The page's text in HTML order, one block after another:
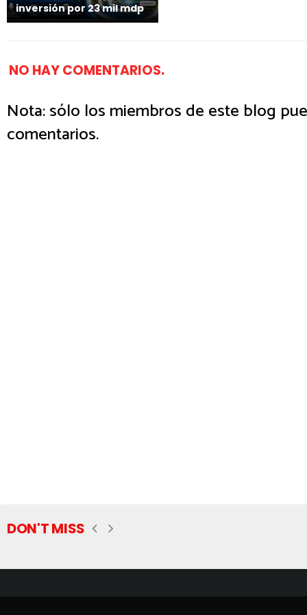
inversión por 23 mil mdp
NO HAY COMENTARIOS.
Nota: sólo los miembros de este blog
comentarios.
DON'T MISS